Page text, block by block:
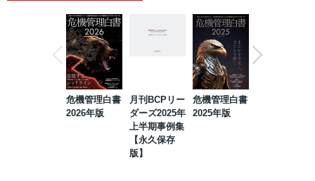
危機管理白書
2026年版
月刊BCPリー
ダーズ2025年
上半期事例集
【永久保存
版】
危機管理白書
2025年版